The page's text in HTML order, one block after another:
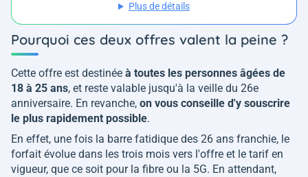
Plus de détails
Pourquoi ces deux offres valent la peine ?
Cette offre est destinée à toutes les personnes âgées de
18 à 25 ans, et reste valable jusqu'à la veille du 26e
anniversaire. En revanche, on vous conseille d'y souscrire
le plus rapidement possible.
En effet, une fois la barre fatidique des 26 ans franchie, le
forfait évolue dans les trois mois vers l'offre et le tarif en
vigueur, que ce soit pour la fibre ou la 5G. En attendant,